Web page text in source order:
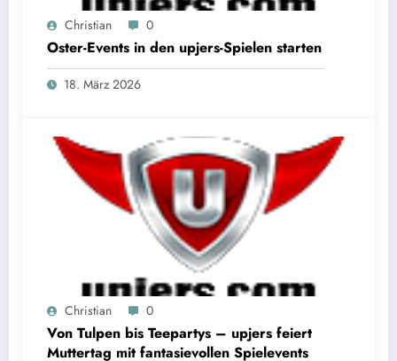
Christian 0
Oster-Events in den upjers-Spielen starten
18. März 2026
Christian 0
Von Tulpen bis Teepartys – upjers feiert
Muttertag mit fantasievollen Spielevents